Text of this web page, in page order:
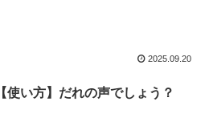
2025.09.20
【使い方】だれの声でしょう？